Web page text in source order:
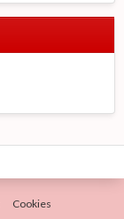
Cookies